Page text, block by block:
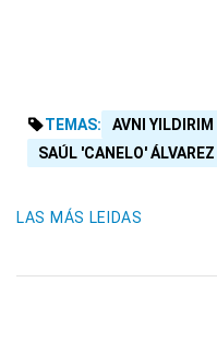
TEMAS: AVNI YILDIRIM
SAÚL 'CANELO' ÁLVAREZ
LAS MÁS LEIDAS